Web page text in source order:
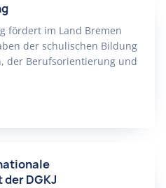
fördert im Land Bremen
der schulischen Bildung
der Berufsorientierung und
DGKJ